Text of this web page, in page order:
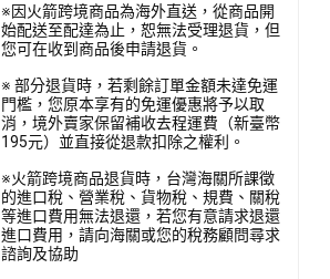
※因火箭跨境商品為海外直送，從商品開
始配送至配達為止，恕無法受理退貨，但
您可在收到商品後申請退貨。
※ 部分退貨時，若剩餘訂單金額未達免運
門檻，您原本享有的免運優惠將予以取
消，境外賣家保留補收去程運費（新臺幣
195元）並直接從退款扣除之權利。
※火箭跨境商品退貨時，台灣海關所課徵
的進口稅、營業稅、貨物稅、規費、關稅
等進口費用無法退還，若您有意請求退還
進口費用，請向海關或您的稅務顧問尋求
諮詢及協助